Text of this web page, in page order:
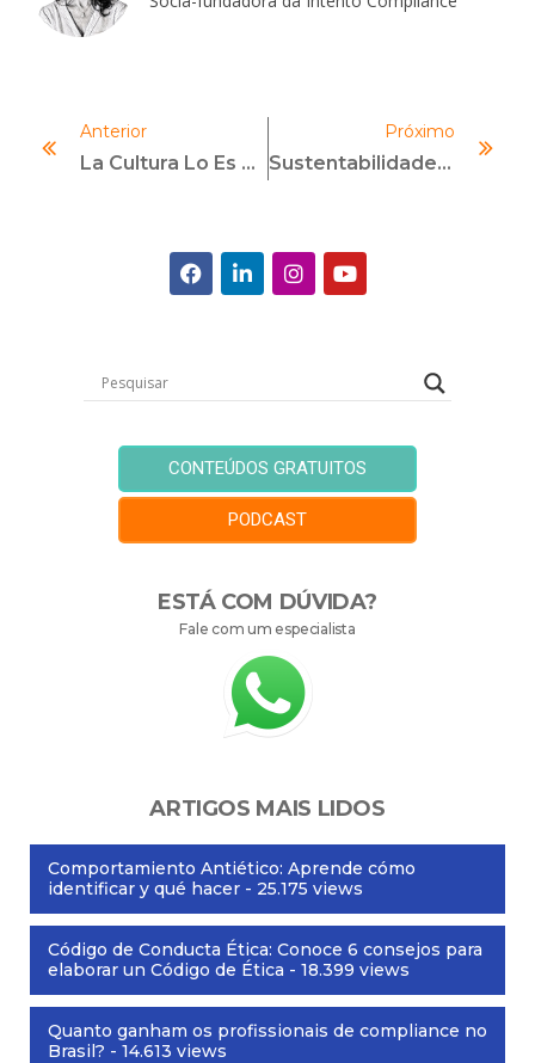
Anterior
La Cultura Lo Es Todo: Por Qué El Cumplimiento Falla Sin Ella
Próximo
Sustentabilidade Corporativa: O Papel Do Compliance Ambiental
CONTEÚDOS GRATUITOS
PODCAST
ESTÁ COM DÚVIDA?
Fale com um especialista
ARTIGOS MAIS LIDOS
Comportamiento Antiético: Aprende cómo
identificar y qué hacer - 25.175 views
Código de Conducta Ética: Conoce 6 consejos para
elaborar un Código de Ética - 18.399 views
Quanto ganham os profissionais de compliance no
Brasil? - 14.613 views